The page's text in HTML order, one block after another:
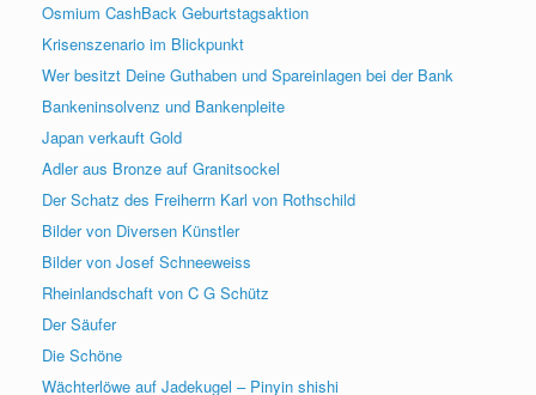
Osmium CashBack Geburtstagsaktion
Krisenszenario im Blickpunkt
Wer besitzt Deine Guthaben und Spareinlagen bei der Bank
Bankeninsolvenz und Bankenpleite
Japan verkauft Gold
Adler aus Bronze auf Granitsockel
Der Schatz des Freiherrn Karl von Rothschild
Bilder von Diversen Künstler
Bilder von Josef Schneeweiss
Rheinlandschaft von C G Schütz
Der Säufer
Die Schöne
Wächterlöwe auf Jadekugel – Pinyin shishi